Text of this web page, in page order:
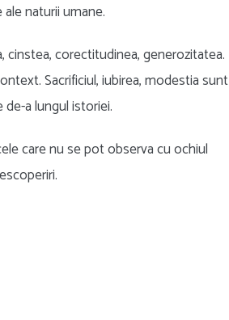
naturii umane.
cinstea, corectitudinea, generozitatea.
Sacrificiul, iubirea, modestia sunt
a lungul istoriei.
care nu se pot observa cu ochiul